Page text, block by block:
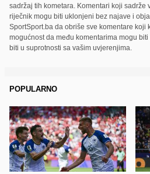
sadržaj tih kometara. Komentari koji sadrže
riječnik mogu biti uklonjeni bez najave i
SportSport.ba da obriše sve komentare koji
mogućnost da među komentarima mogu
biti u suprotnosti sa vašim uvjerenjima.
POPULARNO